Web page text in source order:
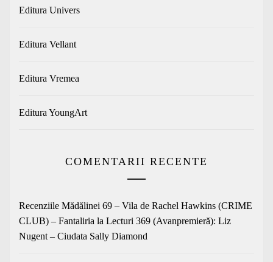
Editura Univers
Editura Vellant
Editura Vremea
Editura YoungArt
COMENTARII RECENTE
Recenziile Mădălinei 69 – Vila de Rachel Hawkins (CRIME
CLUB) – Fantaliria la Lecturi 369 (Avanpremieră): Liz
Nugent – Ciudata Sally Diamond